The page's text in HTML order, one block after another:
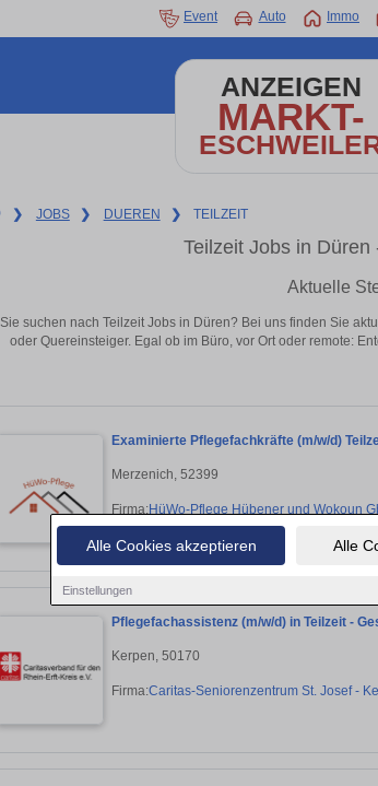
Alle Cookies akzeptieren Alle
Einstellungen
Event Auto Immo
ANZEIGEN
MARKT-
❯ JOBS ❯ DUEREN ❯ TEILZEIT
Teilzeit Jobs in
Aktuelle
Sie suchen nach Teilzeit Jobs in Düren? Bei uns finden Sie
oder Quereinsteiger. Egal ob im Büro, vor Ort oder remote:
Examinierte Pflegefachkräfte (m/w/d)
Merzenich, 52399
Firma:HüWo-Pflege Hübener und Wokoun
Pflegefachassistenz (m/w/d) in Teilzeit -
Kerpen, 50170
Firma:Caritas-Seniorenzentrum St. Josef -